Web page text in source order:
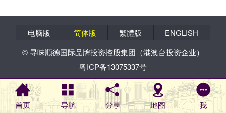
电脑版 简体版 繁體版
ENGLISH
© 寻味顺德国际品牌投资控股集团（港澳台投资企业）
粤ICP备13075337号